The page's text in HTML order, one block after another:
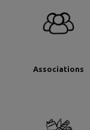
Associations